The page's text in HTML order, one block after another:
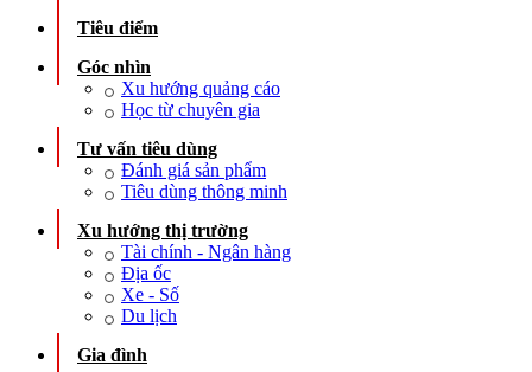
Tiêu điểm
Góc nhìn
Xu hướng quảng cáo
Học từ chuyên gia
Tư vấn tiêu dùng
Đánh giá sản phẩm
Tiêu dùng thông minh
Xu hướng thị trường
Tài chính - Ngân hàng
Địa ốc
Xe - Số
Du lịch
Gia đình